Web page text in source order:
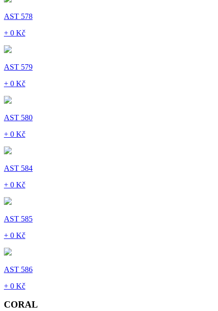
AST 578
+ 0 Kč
AST 579
+ 0 Kč
AST 580
+ 0 Kč
AST 584
+ 0 Kč
AST 585
+ 0 Kč
AST 586
+ 0 Kč
CORAL